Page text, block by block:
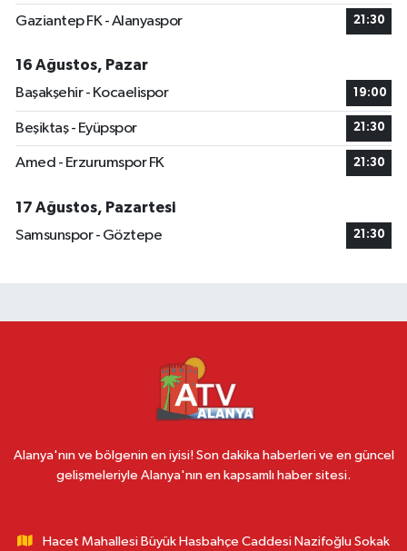
Gaziantep FK - Alanyaspor 21:30
16 Ağustos, Pazar
Başakşehir - Kocaelispor
19:00
Beşiktaş - Eyüpspor 21:30
Amed - Erzurumspor FK 21:30
17 Ağustos, Pazartesi
Samsunspor - Göztepe
21:30
Alanya'nın ve bölgenin en iyisi! Son dakika haberleri ve en güncel
gelişmeleriyle Alanya'nın en kapsamlı haber sitesi.
Hacet Mahallesi Büyük Hasbahçe Caddesi Nazifoğlu Sokak